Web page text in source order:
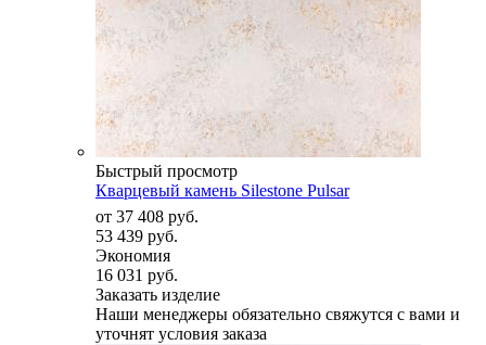
Быстрый просмотр
Кварцевый камень Silestone Pulsar
от 37 408 руб.
53 439 руб.
Экономия
16 031 руб.
Заказать изделие
Наши менеджеры обязательно свяжутся с вами и
уточнят условия заказа